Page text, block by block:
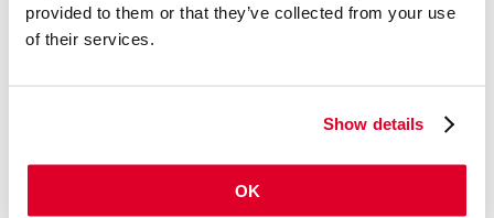
provided to them or that they’ve collected from your use
of their services.
Show details
OK
Vorbereitung:
1. Den Backofen auf 180 Grad vorheizen.
Sonnenblumenkerne, getrocknete Cranberries, grob
gehackte Walnüsse, Kokosraspeln, Ceylon-Zimt und
optional Rote Bete Pulver hinzufügen und zu einem